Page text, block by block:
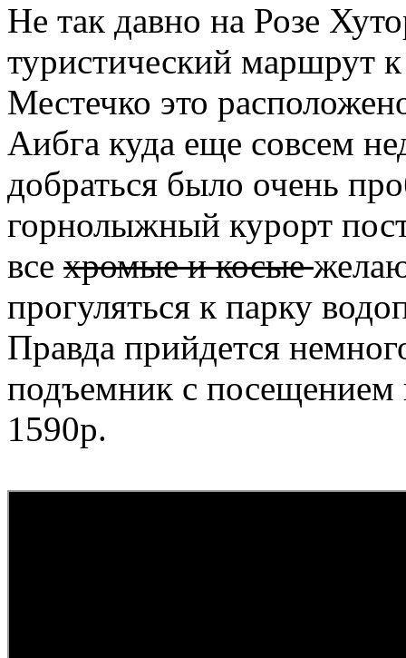
Не так давно на Розе
туристический маршрут
Местечко это
Аибга куда еще совсем
добраться было очень
горнолыжный курорт
все хромые и косые
прогуляться к парку
Правда прийдется
подъемник с посещением
1590р.